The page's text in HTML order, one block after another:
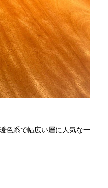
色系で幅広い層に人気な一